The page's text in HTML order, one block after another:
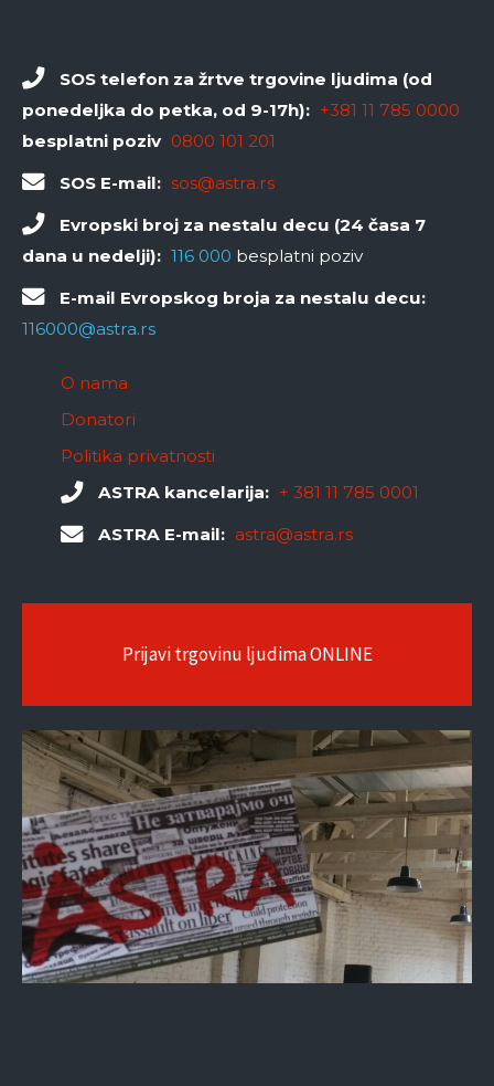
SOS telefon za žrtve trgovine ljudima (od
ponedeljka do petka, od 9-17h): +381 11 785 0000
besplatni poziv 0800 101 201
SOS E-mail: sos@astra.rs
Evropski broj za nestalu decu (24 časa 7
dana u nedelji): 116 000 besplatni poziv
E-mail Evropskog broja za nestalu decu:
116000@astra.rs
O nama
Donatori
Politika privatnosti
ASTRA kancelarija: + 381 11 785 0001
ASTRA E-mail: astra@astra.rs
Prijavi trgovinu ljudima ONLINE